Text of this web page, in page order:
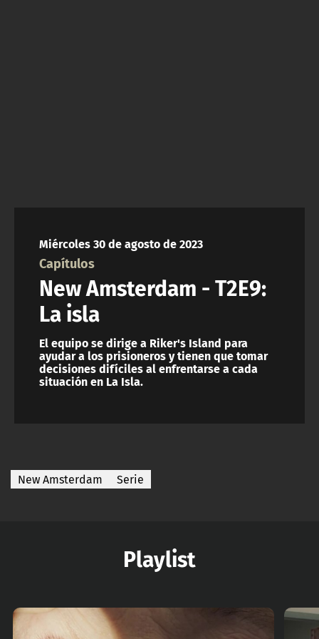
Miércoles 30 de agosto de 2023
Capítulos
New Amsterdam - T2E9:
La isla
El equipo se dirige a Riker's Island para
ayudar a los prisioneros y tienen que tomar
decisiones difíciles al enfrentarse a cada
situación en La Isla.
New Amsterdam Serie
Playlist